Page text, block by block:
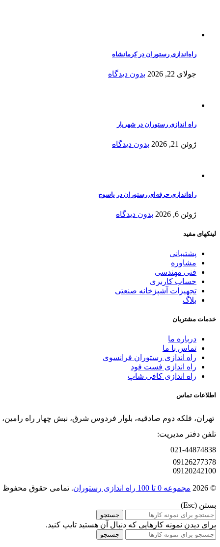
راه‌اندازی رستوران در کرمانشاه
جولای 22, 2026 بدون دیدگاه
راه اندازی رستوران در شهریار
ژوئن 21, 2026 بدون دیدگاه
راه‌اندازی حرفه‌ای رستوران در یاسوج
ژوئن 6, 2026 بدون دیدگاه
لینکهای مفید
پشتیبانی
مشاوره
فنی مهندسی
حساب کاربری
تجهیزات آشپزخانه صنعتی
بلاگ
خدمات مشتریان
درباره ما
تماس با ما
راه اندازی رستوران فرانسوی
راه اندازی فست فود
راه اندازی کافی شاپ
اطلاعات تماس
تهران، فلکه دوم صادقیه، بلوار فردوس شرق، نبش چهار راه رامین، پلاک 280،
تلفن دفتر مدیریت:
021-44874838
09126277378
09120242100
© 2026 مجموعه 0 تا 100 راه اندازی رستوران . تمامی حقوق
بستن (Esc)
جستجو
برای دیدن نمونه کارهایی که دنبال آن هستید تایپ کنید.
جستجو